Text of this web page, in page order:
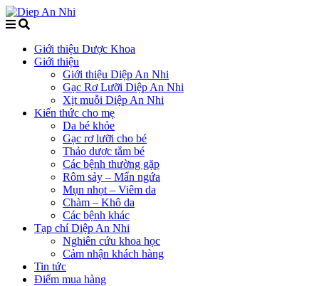
Giới thiệu Dược Khoa
Giới thiệu
Giới thiệu Diệp An Nhi
Gạc Rơ Lưỡi Diệp An Nhi
Xịt muỗi Diệp An Nhi
Kiến thức cho mẹ
Da bé khỏe
Gạc rơ lưỡi cho bé
Thảo dược tắm bé
Các bệnh thường gặp
Rôm sảy – Mẩn ngứa
Mụn nhọt – Viêm da
Chàm – Khô da
Các bệnh khác
Tạp chí Diệp An Nhi
Nghiên cứu khoa học
Cảm nhận khách hàng
Tin tức
Điểm mua hàng